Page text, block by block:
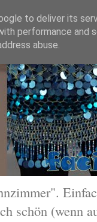
schön (wenn
to deliver its
performance
abuse.